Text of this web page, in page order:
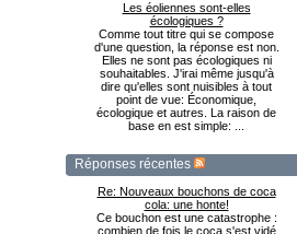
Les éoliennes sont-elles
écologiques ?
Comme tout titre qui se compose
d'une question, la réponse est non.
Elles ne sont pas écologiques ni
souhaitables. J'irai même jusqu'à
dire qu'elles sont nuisibles à tout
point de vue: Économique,
écologique et autres. La raison de
base en est simple: ...
Réponses récentes
Re: Nouveaux bouchons de coca
cola: une honte!
Ce bouchon est une catastrophe :
combien de fois le coca s'est vidé